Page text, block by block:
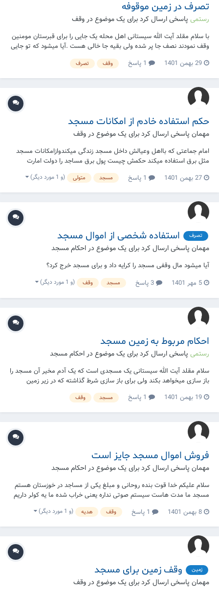
تصرف در زمین موقوفه
رستمی پاسخی ارسال کرد برای یک موضوع دروقف
با سلام مقلد آیت الله سیستانی اهل محله یک جایی را برای قبرستان مومنین
وقف نمودند نصف جا پر شده ولی بقیه جا خالی هست .آیا میشود که تو جایی
خالی درخت کاری کنیم و منفعت آن را برای قبرستان استفاده کنیم
29 بهمن 1401 وقف تصرف
حکم استفاده خادم از امکانات مسجد
مهمان پاسخی ارسال کرد برای یک موضوع در وقف
امام جماعتی که بااهل وعیالش داخل مسجد زندگی میکندوازامکانات مسجد
مثل برق استفاده میکند حکمش چیست پول برق مساجد را دولت امارت
طالبان پرداخت میکند آیااستفاده جایز است شرعا یاخیر؟
27 بهمن 1401 مسجد متولی (و 1 مورد دیگر)
تصرف استفاده شخصی از اموال مسجد
مهمان پاسخی ارسال کرد برای یک موضوع در احکام مسجد
آیا میشود مال وقفی مسجد را کرایه داد و برای مسجد خرج کرد؟
5 مهر 1401
مسجد وقف (و 1 مورد دیگر)
احکام مربوط به زمین مسجد
رستمی پاسخی ارسال کرد برای یک موضوع در احکام مسجد
سلام مقلد آیت الله سیستانی یک مسجدی است که یک آدم مخیر آن مسجد را
باز سازی میخواهد بکند ولی برای باز سازی شرط گذاشته که در زیر زمین
مسجد میت خانه ساخته شود آیا ساختن میت خانه در زیر زمین مسجد جایز
است یا خیر
19 بهمن 1401 مسجد وقف
فروش اموال مسجد جایز است
مهمان پاسخی ارسال کرد برای یک موضوع در احکام مسجد
سلام علیکم خدا قوت بنده روحانی و مبلغ یکی از مساجد در خوزستان هستم
مسجد ما مدت هاست سیستم صوتی نداره یعنی خراب شده ما یه کولر داریم
که قابل تعمیر است و الان یه کولر جدید به مسجدمون دادن آیا اجازه می
دهید این کولری که به تعمیر نیاز داره بفروشیم و سیستم صوتی بخریم ؟ به
شدت به سیستم...
8 بهمن 1401 وقف هدیه (و 1 مورد دیگر)
زمین وقف زمین برای مسجد
مهمان پاسخی ارسال کرد برای یک موضوع در وقف